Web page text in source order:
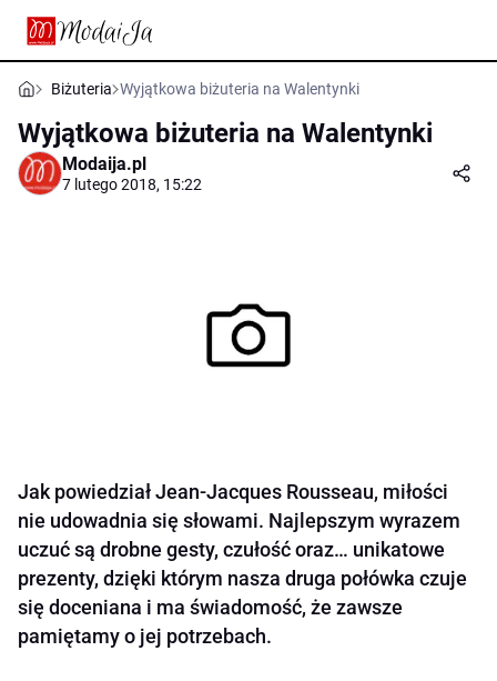
Biżuteria Wyjątkowa biżuteria na Walentynki
Wyjątkowa biżuteria na Walentynki
Modaija.pl
7 lutego 2018, 15:22
Jak powiedział Jean-Jacques Rousseau, miłości
nie udowadnia się słowami. Najlepszym wyrazem
uczuć są drobne gesty, czułość oraz… unikatowe
prezenty, dzięki którym nasza druga połówka czuje
się doceniana i ma świadomość, że zawsze
pamiętamy o jej potrzebach.